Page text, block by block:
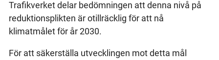
Trafikverket delar bedömningen att denna nivå på
reduktionsplikten är otillräcklig för att nå
klimatmålet för år 2030.
För att säkerställa utvecklingen mot detta mål